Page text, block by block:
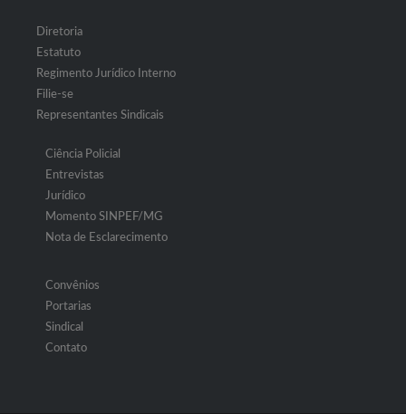
Diretoria
Estatuto
Regimento Jurídico Interno
Filie-se
Representantes Sindicais
Ciência Policial
Entrevistas
Jurídico
Momento SINPEF/MG
Nota de Esclarecimento
Convênios
Portarias
Sindical
Contato